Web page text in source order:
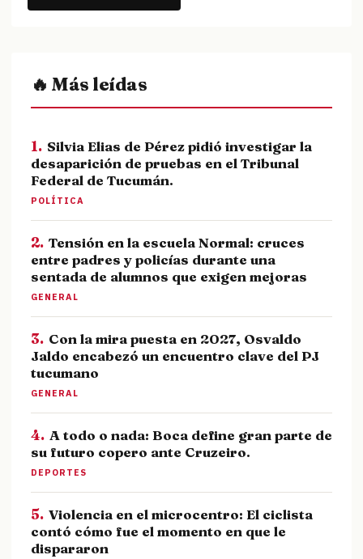
🔥 Más leídas
1. Silvia Elias de Pérez pidió investigar la
desaparición de pruebas en el Tribunal
Federal de Tucumán.
POLÍTICA
2. Tensión en la escuela Normal: cruces
entre padres y policías durante una
sentada de alumnos que exigen mejoras
GENERAL
3. Con la mira puesta en 2027, Osvaldo
Jaldo encabezó un encuentro clave del PJ
tucumano
GENERAL
4. A todo o nada: Boca define gran parte de
su futuro copero ante Cruzeiro.
DEPORTES
5. Violencia en el microcentro: El ciclista
contó cómo fue el momento en que le
dispararon